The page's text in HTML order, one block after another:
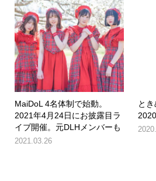
MaiDoL 4名体制で始動。
2021年4月24日にお披露目ラ
イブ開催。元DLHメンバーも
2021.03.26
と